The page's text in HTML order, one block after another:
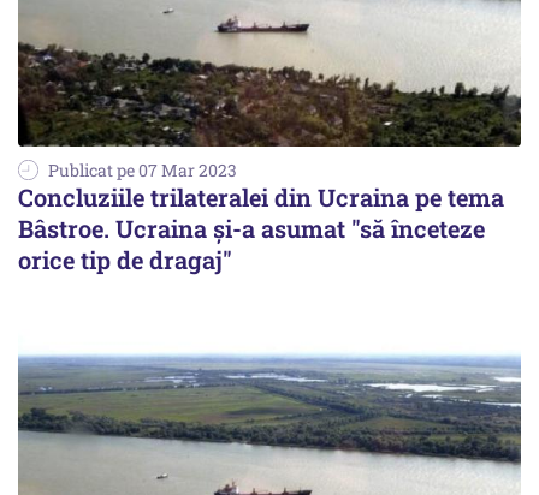
Publicat pe 07 Mar 2023
Concluziile trilateralei din Ucraina pe tema
Bâstroe. Ucraina şi-a asumat "să înceteze
orice tip de dragaj"